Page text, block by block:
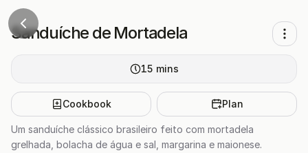
Sanduíche de Mortadela
15 mins
Cookbook Plan
Um sanduíche clássico brasileiro feito com mortadela
grelhada, bolacha de água e sal, margarina e maionese.